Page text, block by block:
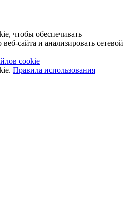
чтобы обеспечивать
сайта и анализировать сетевой
cookie
Правила использования